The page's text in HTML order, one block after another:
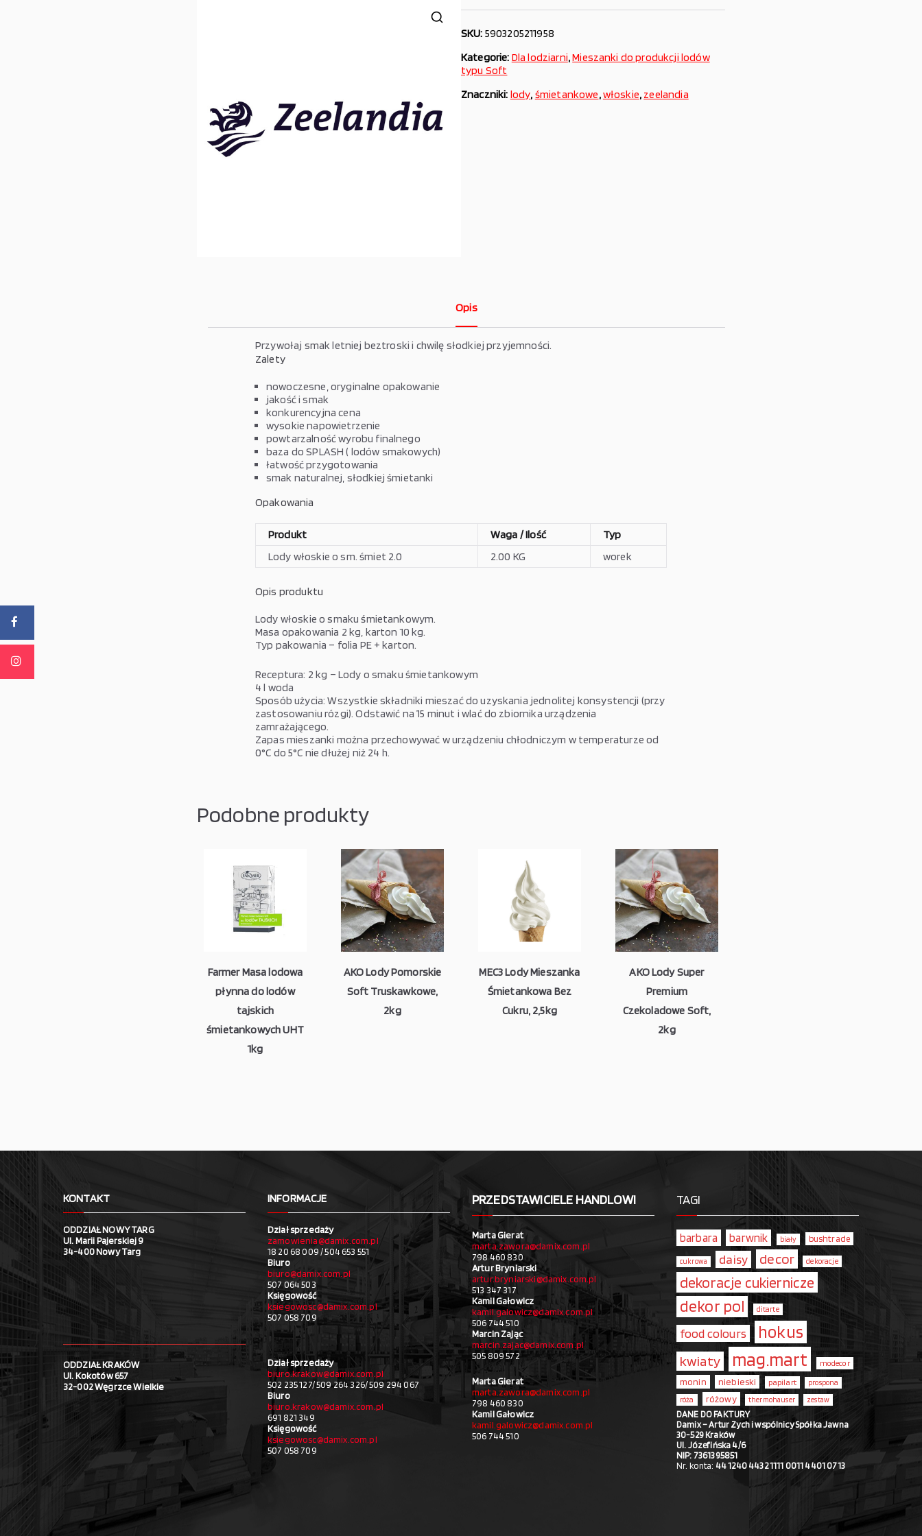
SKU: 5903205211958
Kategorie: Dla lodziarni,Mieszanki do produkcji lodów
typu Soft
Znaczniki: lody, śmietankowe,włoskie, zeelandia
Opis
Przywołaj smak letniej beztroski i chwilę słodkiej przyjemności.
Zalety
nowoczesne, oryginalne opakowanie
jakość i smak
konkurencyjna cena
wysokie napowietrzenie
powtarzalność wyrobu finalnego
baza do SPLASH ( lodów smakowych)
łatwość przygotowania
smak naturalnej, słodkiej śmietanki
Opakowania
Produkt Waga / Ilość
Typ
Lody włoskie o sm. śmiet 2.0 2.00 KG worek
Opis produktu
Lody włoskie o smaku śmietankowym.
Masa opakowania 2 kg, karton 10 kg.
Typ pakowania – folia PE + karton.
Receptura: 2 kg – Lody o smaku śmietankowym
4 l woda
Sposób użycia: Wszystkie składniki mieszać do uzyskania jednolitej konsystencji (przy
zastosowaniu rózgi). Odstawić na 15 minut i wlać do zbiornika urządzenia
zamrażającego.
Zapas mieszanki można przechowywać w urządzeniu chłodniczym w temperaturze od
0°C do 5°C nie dłużej niż 24 h.
Podobne produkty
Farmer Masa lodowa
płynna do lodów
tajskich
śmietankowych UHT
1kg
AKO Lody Pomorskie
Soft Truskawkowe,
2kg
MEC3 Lody Mieszanka
Śmietankowa Bez
Cukru, 2,5kg
AKO Lody Super
Premium
Czekoladowe Soft,
2kg
KONTAKT
ODDZIAŁ NOWY TARG
Ul. Marii Pajerskiej 9
34-400 Nowy Targ
ODDZIAŁ KRAKÓW
Ul. Kokotów 657
32-002 Węgrzce Wielkie
INFORMACJE
Dział sprzedaży
zamowienia@damix.com.pl
18 20 68 009 / 504 653 551
Biuro
biuro@damix.com.pl
507 064 503
Księgowość
ksiegowosc@damix.com.pl
507 058 709
Dział sprzedaży
biuro.krakow@damix.com.pl
502 235 127/ 509 264 326/ 509 294 067
Biuro
biuro.krakow@damix.com.pl
691 821 349
Księgowość
ksiegowosc@damix.com.pl
507 058 709
PRZEDSTAWICIELE HANDLOWI
Marta Gierat
marta.zawora@damix.com.pl
798 460 830
Artur Bryniarski
artur.bryniarski@damix.com.pl
513 347 317
Kamil Gałowicz
kamil.galowicz@damix.com.pl
506 744 510
Marcin Zając
marcin.zajac@damix.com.pl
505 809 572
Marta Gierat
marta.zawora@damix.com.pl
798 460 830
Kamil Gałowicz
kamil.galowicz@damix.com.pl
506 744 510
TAGI
barbara barwnik biały bushtrade
cukrowa daisy decor dekoracje
dekoracje cukiernicze
dekor pol ditarte
food colours hokus
kwiaty mag.mart modecor
monin niebieski papilart
prospona
róża
różowy thermohauser zestaw
DANE DO FAKTURY
Damix – Artur Zych i wspólnicy Spółka Jawna
30-529 Kraków
Ul. Józefińska 4/6
NIP: 7361395851
Nr. konta: 44 1240 4432 1111 0011 4401 0713